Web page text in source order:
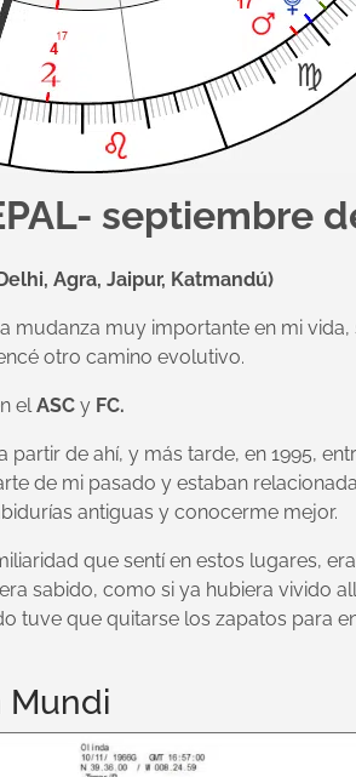
septiembre
Agra, Jaipur, Katmandú)
mudanza muy importante en mi vida,
otro camino evolutivo.
elASC y FC.
de ahí, y más tarde, en 1995,
de mi pasado y estaban
antiguas y conocerme mejor.
que sentí en estos lugares,
sabido, como si ya hubiera vivido
tuve que quitarse los zapatos para
Mundi